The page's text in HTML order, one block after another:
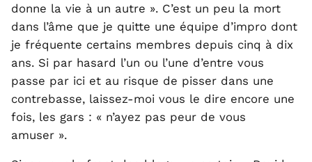
donne la vie à un autre ». C’est un peu la mort
dans l’âme que je quitte une équipe d’impro dont
je fréquente certains membres depuis cinq à dix
ans. Si par hasard l’un ou l’une d’entre vous
passe par ici et au risque de pisser dans une
contrebasse, laissez-moi vous le dire encore une
fois, les gars : « n’ayez pas peur de vous
amuser ».